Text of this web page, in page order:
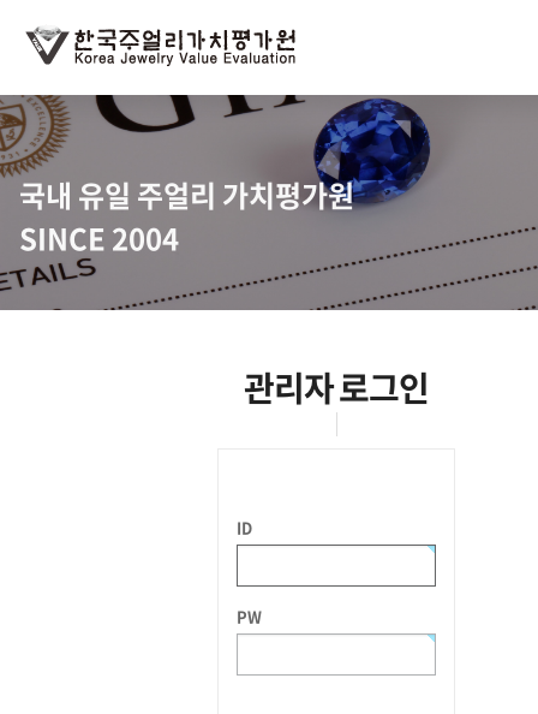
국내 유일 주얼리 가치평가원
SINCE 2004
관리자 로그인
ID
PW